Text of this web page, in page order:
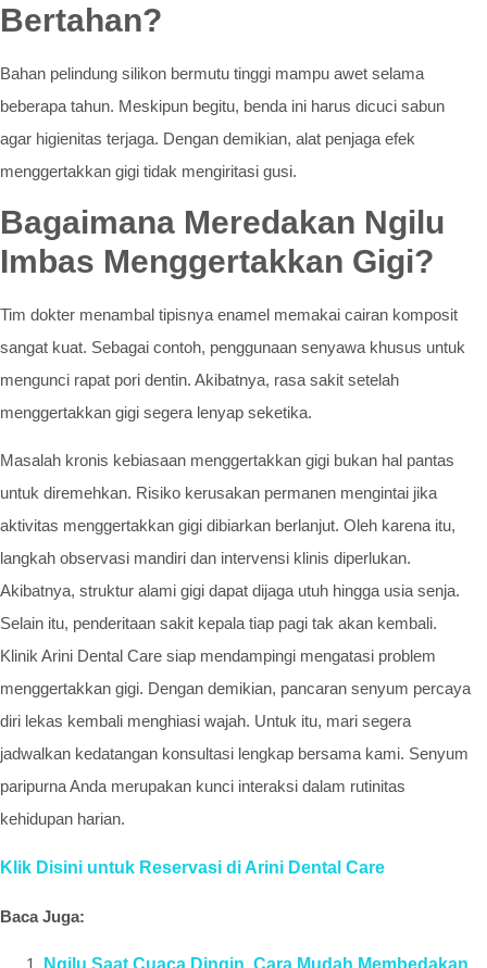
Bertahan?
Bahan pelindung silikon bermutu tinggi mampu awet selama
beberapa tahun. Meskipun begitu, benda ini harus dicuci sabun
agar higienitas terjaga. Dengan demikian, alat penjaga efek
menggertakkan gigi tidak mengiritasi gusi.
Bagaimana Meredakan Ngilu
Imbas Menggertakkan Gigi?
Tim dokter menambal tipisnya enamel memakai cairan komposit
sangat kuat. Sebagai contoh, penggunaan senyawa khusus untuk
mengunci rapat pori dentin. Akibatnya, rasa sakit setelah
menggertakkan gigi segera lenyap seketika.
Masalah kronis kebiasaan menggertakkan gigi bukan hal pantas
untuk diremehkan. Risiko kerusakan permanen mengintai jika
aktivitas menggertakkan gigi dibiarkan berlanjut. Oleh karena itu,
langkah observasi mandiri dan intervensi klinis diperlukan.
Akibatnya, struktur alami gigi dapat dijaga utuh hingga usia senja.
Selain itu, penderitaan sakit kepala tiap pagi tak akan kembali.
Klinik Arini Dental Care siap mendampingi mengatasi problem
menggertakkan gigi. Dengan demikian, pancaran senyum percaya
diri lekas kembali menghiasi wajah. Untuk itu, mari segera
jadwalkan kedatangan konsultasi lengkap bersama kami. Senyum
paripurna Anda merupakan kunci interaksi dalam rutinitas
kehidupan harian.
Klik Disini untuk Reservasi di Arini Dental Care
Baca Juga: